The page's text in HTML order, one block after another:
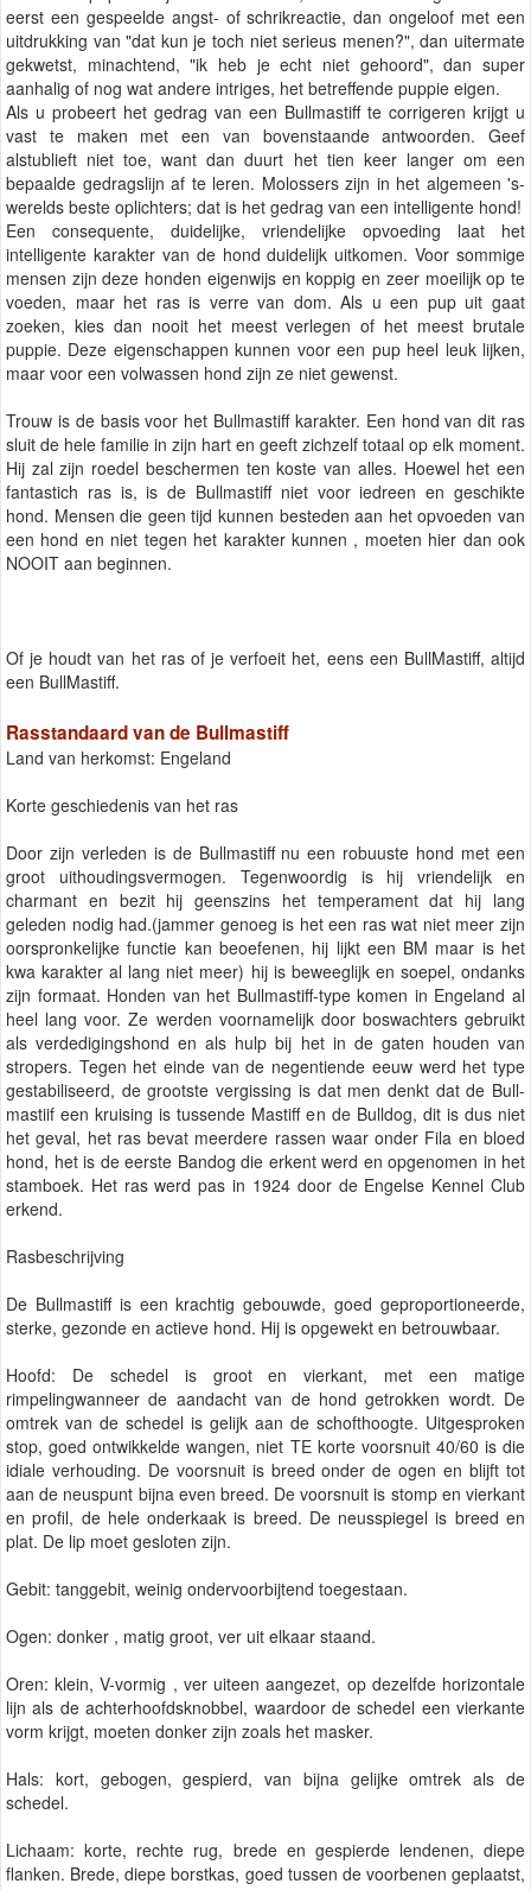
eerst een gespeelde angst- of schrikreactie, dan ongeloof met een
uitdrukking van "dat kun je toch niet serieus menen?", dan uitermate
gekwetst, minachtend, "ik heb je echt niet gehoord", dan super
aanhalig of nog wat andere intriges, het betreffende puppie eigen.
Als u probeert het gedrag van een Bullmastiff te corrigeren krijgt u
vast te maken met een van bovenstaande antwoorden. Geef
alstublieft niet toe, want dan duurt het tien keer langer om een
bepaalde gedragslijn af te leren. Molossers zijn in het algemeen 's-
werelds beste oplichters; dat is het gedrag van een intelligente hond!
Een consequente, duidelijke, vriendelijke opvoeding laat het
intelligente karakter van de hond duidelijk uitkomen. Voor sommige
mensen zijn deze honden eigenwijs en koppig en zeer moeilijk op te
voeden, maar het ras is verre van dom. Als u een pup uit gaat
zoeken, kies dan nooit het meest verlegen of het meest brutale
puppie. Deze eigenschappen kunnen voor een pup heel leuk lijken,
maar voor een volwassen hond zijn ze niet gewenst.
Trouw is de basis voor het Bullmastiff karakter. Een hond van dit ras
sluit de hele familie in zijn hart en geeft zichzelf totaal op elk moment.
Hij zal zijn roedel beschermen ten koste van alles. Hoewel het een
fantastich ras is, is de Bullmastiff niet voor iedreen en geschikte
hond. Mensen die geen tijd kunnen besteden aan het opvoeden van
een hond en niet tegen het karakter kunnen , moeten hier dan ook
NOOIT aan beginnen.
Of je houdt van het ras of je verfoeit het, eens een BullMastiff, altijd
een BullMastiff.
Rasstandaard van de Bullmastiff
Land van herkomst: Engeland
Korte geschiedenis van het ras
Door zijn verleden is de Bullmastiff nu een robuuste hond met een
groot uithoudingsvermogen. Tegenwoordig is hij vriendelijk en
charmant en bezit hij geenszins het temperament dat hij lang
geleden nodig had.(jammer genoeg is het een ras wat niet meer zijn
oorspronkelijke functie kan beoefenen, hij lijkt een BM maar is het
kwa karakter al lang niet meer) hij is beweeglijk en soepel, ondanks
zijn formaat. Honden van het Bullmastiff-type komen in Engeland al
heel lang voor. Ze werden voornamelijk door boswachters gebruikt
als verdedigingshond en als hulp bij het in de gaten houden van
stropers. Tegen het einde van de negentiende eeuw werd het type
gestabiliseerd, de grootste vergissing is dat men denkt dat de Bull-
mastiif een kruising is tussende Mastiff en de Bulldog, dit is dus niet
het geval, het ras bevat meerdere rassen waar onder Fila en bloed
hond, het is de eerste Bandog die erkent werd en opgenomen in het
stamboek. Het ras werd pas in 1924 door de Engelse Kennel Club
erkend.
Rasbeschrijving
De Bullmastiff is een krachtig gebouwde, goed geproportioneerde,
sterke, gezonde en actieve hond. Hij is opgewekt en betrouwbaar.
Hoofd: De schedel is groot en vierkant, met een matige
rimpelingwanneer de aandacht van de hond getrokken wordt. De
omtrek van de schedel is gelijk aan de schofthoogte. Uitgesproken
stop, goed ontwikkelde wangen, niet TE korte voorsnuit 40/60 is die
idiale verhouding. De voorsnuit is breed onder de ogen en blijft tot
aan de neuspunt bijna even breed. De voorsnuit is stomp en vierkant
en profil, de hele onderkaak is breed. De neusspiegel is breed en
plat. De lip moet gesloten zijn.
Gebit: tanggebit, weinig ondervoorbijtend toegestaan.
Ogen: donker , matig groot, ver uit elkaar staand.
Oren: klein, V-vormig , ver uiteen aangezet, op dezelfde horizontale
lijn als de achterhoofdsknobbel, waardoor de schedel een vierkante
vorm krijgt, moeten donker zijn zoals het masker.
Hals: kort, gebogen, gespierd, van bijna gelijke omtrek als de
schedel.
Lichaam: korte, rechte rug, brede en gespierde lendenen, diepe
flanken. Brede, diepe borstkas, goed tussen de voorbenen geplaatst,